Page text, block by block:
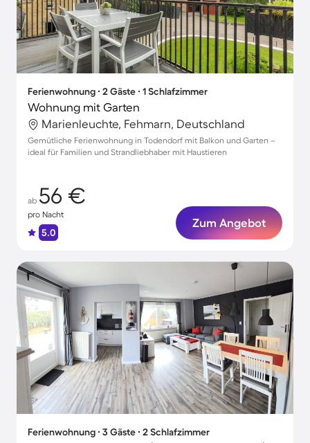
Ferienwohnung ∙ 2 Gäste ∙ 1 Schlafzimmer
Wohnung mit Garten
Marienleuchte, Fehmarn, Deutschland
Gemütliche Ferienwohnung in Todendorf mit Balkon und Garten –
ideal für Familien und Strandliebhaber mit Haustieren
ab 56 €
pro Nacht
5.0
Zum Angebot
Ferienwohnung ∙ 3 Gäste ∙ 2 Schlafzimmer